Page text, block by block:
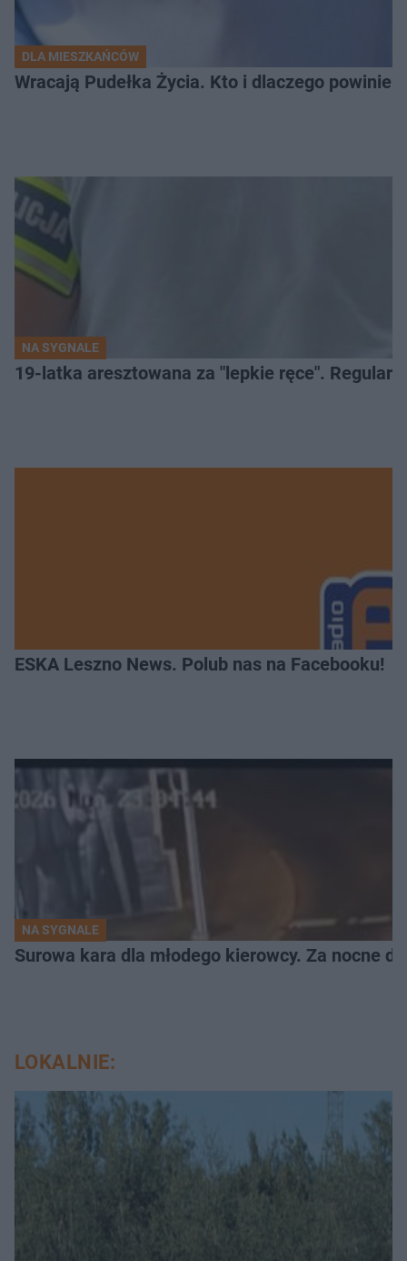
DLA MIESZKAŃCÓW
Wracają Pudełka Życia. Kto i dlaczego powinien
NA SYGNALE
19-latka aresztowana za "lepkie ręce".
ESKA Leszno News. Polub nas na Facebooku!
NA SYGNALE
Surowa kara dla młodego kierowcy. Za nocne
LOKALNIE: